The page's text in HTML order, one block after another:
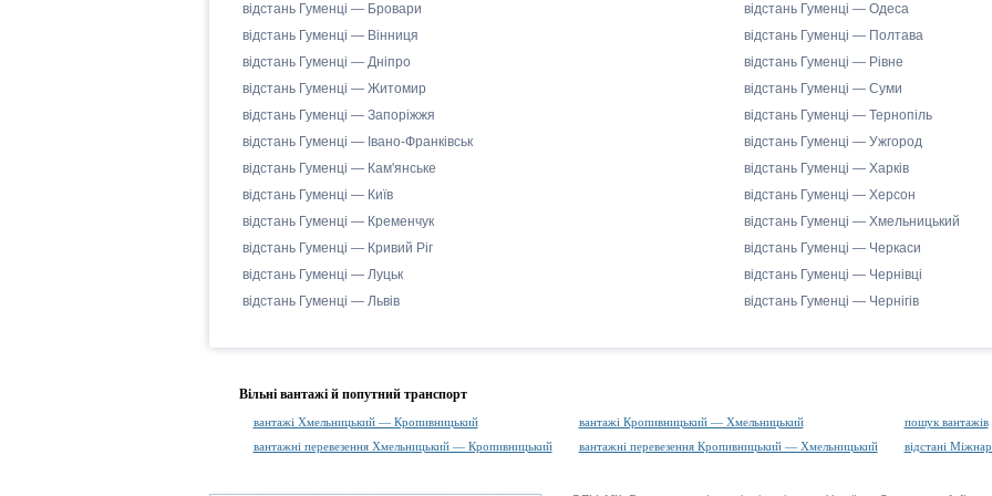
відстань Гуменці — Бровари
відстань Гуменці — Вінниця
відстань Гуменці — Дніпро
відстань Гуменці — Житомир
відстань Гуменці — Запоріжжя
відстань Гуменці — Івано-Франківськ
відстань Гуменці — Кам'янське
відстань Гуменці — Київ
відстань Гуменці — Кременчук
відстань Гуменці — Кривий Ріг
відстань Гуменці — Луцьк
відстань Гуменці — Львів
відстань Гуменці — Одеса
відстань Гуменці — Полтава
відстань Гуменці — Рівне
відстань Гуменці — Суми
відстань Гуменці — Тернопіль
відстань Гуменці — Ужгород
відстань Гуменці — Харків
відстань Гуменці — Херсон
відстань Гуменці — Хмельницький
відстань Гуменці — Черкаси
відстань Гуменці — Чернівці
відстань Гуменці — Чернігів
Вільні вантажі й попутний транспорт
вантажі Хмельницький — Кропивницький вантажі Кропивницький — Хмельницький
пошук вантажів
вантажні перевезення Хмельницький — Кропивницький
вантажні перевезення Кропивницький — Хмельницький відстані